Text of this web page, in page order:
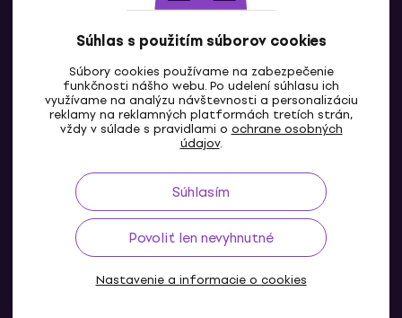
Súhlas s použitím súborov cookies
Súbory cookies používame na zabezpečenie
funkčnosti nášho webu. Po udelení súhlasu ich
využívame na analýzu návštevnosti a personalizáciu
reklamy na reklamných platformách tretích strán,
vždy v súlade s pravidlami o ochrane osobných
údajov.
Súhlasím
Povoliť len nevyhnutné
Nastavenie a informacie o cookies
SK